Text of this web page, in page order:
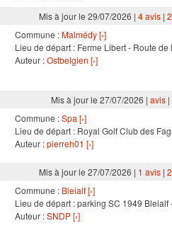
Mis à jour le 29/07/2026 | 4 avis|
Commune :Malmédy [›]
Lieu de départ : Ferme Libert - Route de
Auteur :Ostbelgien [›]
Mis à jour le 27/07/2026 | avis|
Commune :Spa [›]
Lieu de départ : Royal Golf Club des
Auteur :pierreh01 [›]
Mis à jour le 27/07/2026 | 1 avis|
Commune : Bleialf [›]
Lieu de départ : parking SC 1949 Bleialf
Auteur :SNDP [›]